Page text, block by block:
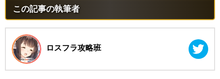
この記事の執筆者
ロスフラ攻略班